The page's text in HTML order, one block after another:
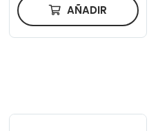
AÑADIR